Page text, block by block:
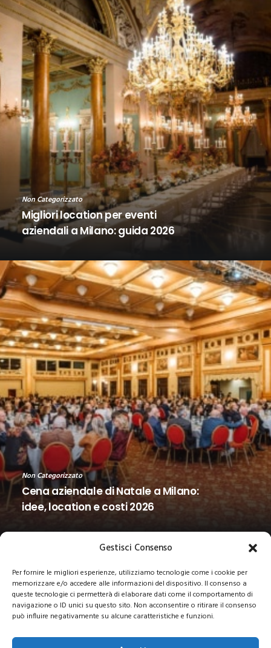
Gestisci Consenso
Per fornire le migliori esperienze, utilizziamo tecnologie come i cookie per
memorizzare e/o accedere alle informazioni del dispositivo. Il consenso a
queste tecnologie ci permetterà di elaborare dati come il comportamento di
navigazione o ID unici su questo sito. Non acconsentire o ritirare il consenso
può influire negativamente su alcune caratteristiche e funzioni.
Non Categorizzato
Migliori location per eventi
aziendali a Milano: guida 2026
Non Categorizzato
Cena aziendale di Natale a Milano:
idee, location e costi 2026
SEDE LEGALE:Via Privata Galeno 6, 20126 – Milano(MI)REA MI 2112156 – C.F.